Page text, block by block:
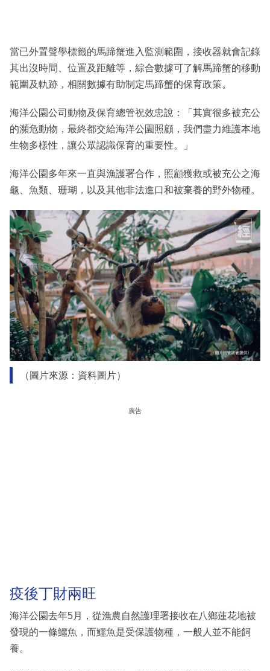
當已外置聲學標籤的馬蹄蟹進入監測範圍，接收器就會記錄
其出沒時間、位置及距離等，綜合數據可了解馬蹄蟹的移動
範圍及軌跡，相關數據有助制定馬蹄蟹的保育政策。
海洋公園公司動物及保育總管祝效忠說：「其實很多被充公
的瀕危動物，最終都交給海洋公園照顧，我們盡力維護本地
生物多樣性，讓公眾認識保育的重要性。」
海洋公園多年來一直與漁護署合作，照顧獲救或被充公之海
龜、魚類、珊瑚，以及其他非法進口和被棄養的野外物種。
（圖片來源：資料圖片）
廣告
疫後丁財兩旺
海洋公園去年5月，從漁農自然護理署接收在八鄉蓮花地被
發現的一條鱷魚，而鱷魚是受保護物種，一般人並不能飼
養。